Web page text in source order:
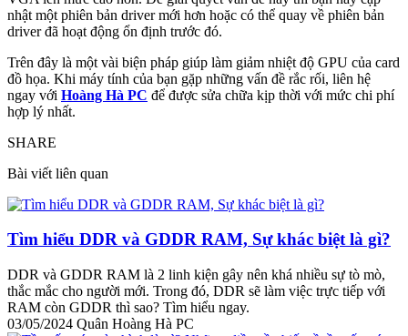
nhật một phiên bản driver mới hơn hoặc có thể quay về phiên bản
driver đã hoạt động ổn định trước đó.
Trên đây là một vài biện pháp giúp làm giảm nhiệt độ GPU của card
đồ họa. Khi máy tính của bạn gặp những vấn đề rắc rối, liên hệ
ngay với Hoàng Hà PC để được sửa chữa kịp thời với mức chi phí
hợp lý nhất.
SHARE
Bài viết liên quan
Tìm hiểu DDR và GDDR RAM, Sự khác biệt là gì?
DDR và GDDR RAM là 2 linh kiện gây nên khá nhiều sự tò mò,
thắc mắc cho người mới. Trong đó, DDR sẽ làm việc trực tiếp với
RAM còn GDDR thì sao? Tìm hiểu ngay.
03/05/2024 Quân Hoàng Hà PC